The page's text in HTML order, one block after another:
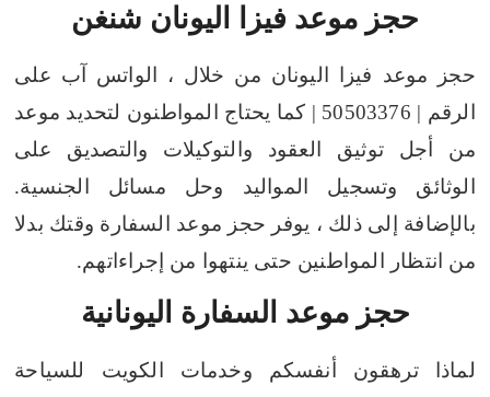
حجز موعد فيزا اليونان شنغن
حجز موعد فيزا اليونان من خلال ، الواتس آب على
الرقم | 50503376 | كما يحتاج المواطنون لتحديد موعد
من أجل توثيق العقود والتوكيلات والتصديق على
الوثائق وتسجيل المواليد وحل مسائل الجنسية.
بالإضافة إلى ذلك ، يوفر حجز موعد السفارة وقتك بدلا
من انتظار المواطنين حتى ينتهوا من إجراءاتهم.
حجز موعد السفارة اليونانية
لماذا ترهقون أنفسكم وخدمات الكويت للسياحة